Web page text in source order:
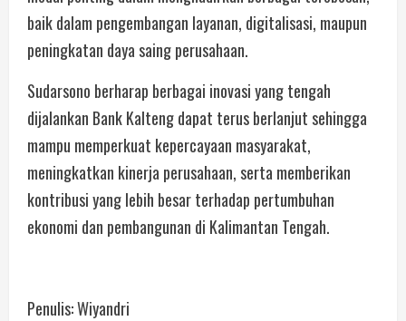
baik dalam pengembangan layanan, digitalisasi, maupun
peningkatan daya saing perusahaan.
Sudarsono berharap berbagai inovasi yang tengah
dijalankan Bank Kalteng dapat terus berlanjut sehingga
mampu memperkuat kepercayaan masyarakat,
meningkatkan kinerja perusahaan, serta memberikan
kontribusi yang lebih besar terhadap pertumbuhan
ekonomi dan pembangunan di Kalimantan Tengah.
Penulis: Wiyandri